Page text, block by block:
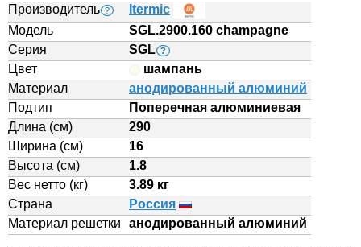
Производитель ?
Itermic
Модель
SGL.2900.160 champagne
Серия
SGL ?
Цвет
шампань
Материал
анодированный алюминий
Подтип
Поперечная алюминиевая
Длина (см)
290
Ширина (см)
16
Высота (см)
1.8
Вес нетто (кг)
3.89 кг
Страна
Россия
Материал решетки
aнодированный алюминий